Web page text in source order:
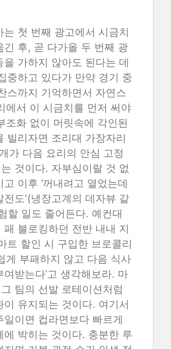
는 첫 번째 광고에서 시금치
긴 후, 곧 다가올 두 번째 광
을 가하지 않아도 된다는 데
중하고 있다가 만약 경기 중
스까지 기억하면서 자연스
에서 이 시금치를 먼저 써야
조화 없이 머릿속에 각인된
빌리자면 조리대 가장자리
가 다음 요리의 안심 고정
것이다. 자부심이랄 것 없
이후 ‘꺼내려고 열었는데
전도'(냉장고계의 데자뷰 같
할 일도 줄어든다. 예컨대
패 블로킹하던 전반 내내 지
트 할인 시 구입한 브로콜리
게 부패하지 않고 다음 식사
받는다’고 생각해보라. 마
팀의 선발 로테이션처럼
이 유지되는 것이다. 여기서
일이면 컵라면보다 빠르게
에 박히는 것이다. 충분한 루